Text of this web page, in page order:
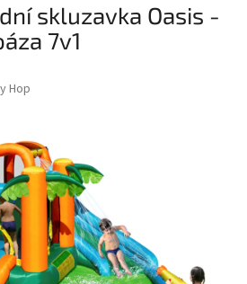
skluzavka Oasis -
7v1
Hop